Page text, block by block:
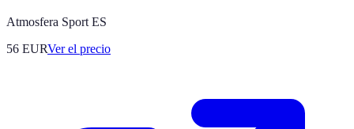
Atmosfera Sport ES
56 EURVer el precio